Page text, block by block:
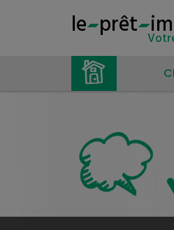
le prêt